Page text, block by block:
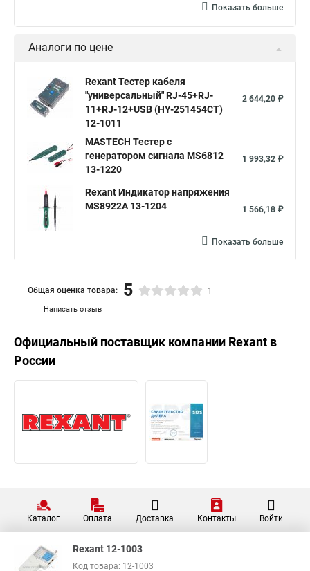
Показать больше
Аналоги по цене
Rexant Тестер кабеля
"универсальный" RJ-45+RJ-
11+RJ-12+USB (HY-251454CT)
12-1011
2 644,20 ₽
MASTECH Тестер с
генератором сигнала MS6812
13-1220
1 993,32 ₽
Rexant Индикатор напряжения
MS8922A 13-1204
1 566,18 ₽
Показать больше
Написать отзыв
Общая оценка товара: 5 1
Официальный поставщик компании Rexant в
России
Каталог Оплата Доставка Контакты Войти
Rexant 12-1003
Код товара: 12-1003